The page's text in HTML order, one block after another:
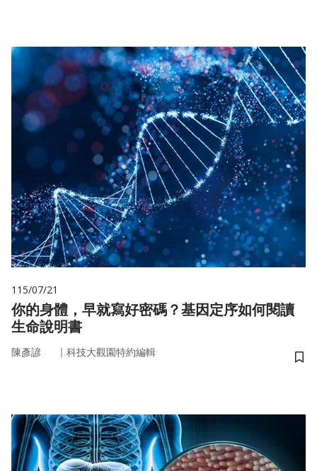
115/07/21
你的身體，早就寫好密碼？基因定序如何閱讀
生命說明書
陳彥諺 ｜ 科技大觀園特約編輯
儲